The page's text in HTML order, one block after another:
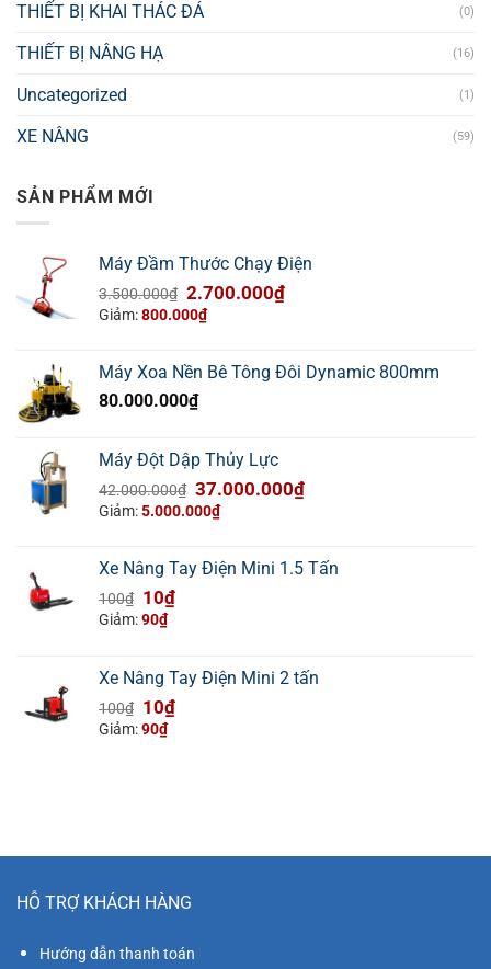
THIẾT BỊ KHAI THÁC ĐÁ (0)
THIẾT BỊ NÂNG HẠ (16)
Uncategorized (1)
XE NÂNG (59)
SẢN PHẨM MỚI
Máy Đầm Thước Chạy Điện
3.500.000₫ Giá
gốc
3.500.000₫.
2.700.000₫Giá
là:
2.700.000₫.
Giảm:800.000₫
Máy Xoa Nền Bê Tông Đôi Dynamic 800mm
80.000.000₫
Máy Đột Dập Thủy Lực
42.000.000₫ Giá
gốc
42.000.000₫.
37.000.000₫Giá
là:
37.000.000₫.
Giảm:5.000.000₫
Xe Nâng Tay Điện Mini 1.5 Tấn
100₫ Giá
gốc
10₫Giá
10₫.
Giảm:90₫
Xe Nâng Tay Điện Mini 2 tấn
100₫ Giá
gốc
10₫Giá
Giảm:90₫
HỖ TRỢ KHÁCH HÀNG
Hướng dẫn thanh toán